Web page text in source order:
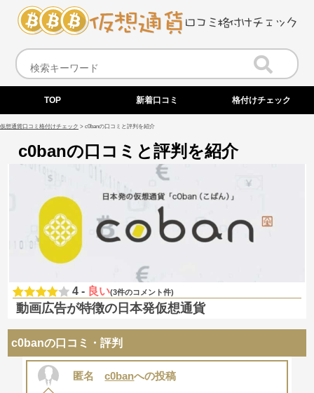
TOP 新着口コミ 格付けチェック
仮想通貨口コミ格付けチェック > c0banの口コミと評判を紹介
c0banの口コミと評判を紹介
4 - 良い(3件のコメント件)
動画広告が特徴の日本発仮想通貨
c0banの口コミ・評判
匿名 c0banへの投稿